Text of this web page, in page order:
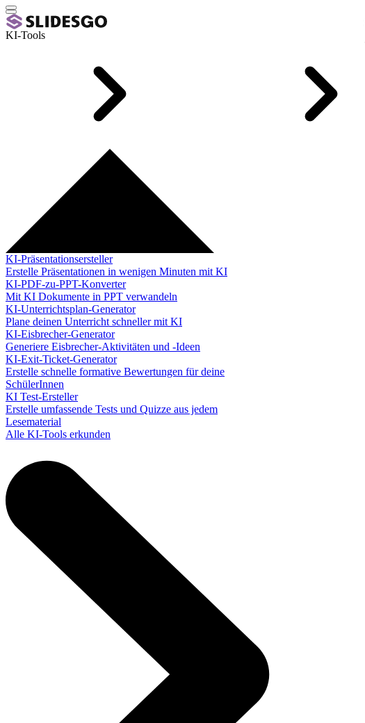
KI-Tools
KI-Präsentationsersteller
Erstelle Präsentationen in wenigen Minuten mit KI
KI-PDF-zu-PPT-Konverter
Mit KI Dokumente in PPT verwandeln
KI-Unterrichtsplan-Generator
Plane deinen Unterricht schneller mit KI
KI-Eisbrecher-Generator
Generiere Eisbrecher-Aktivitäten und -Ideen
KI-Exit-Ticket-Generator
Erstelle schnelle formative Bewertungen für deine
SchülerInnen
KI Test-Ersteller
Erstelle umfassende Tests und Quizze aus jedem
Lesematerial
Alle KI-Tools erkunden